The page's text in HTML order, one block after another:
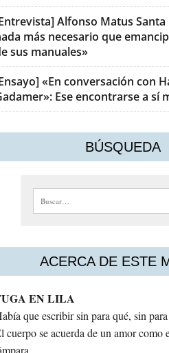
Alfonso Matus Santa
más necesario que
sus manuales»
«En conversación con
Ese encontrarse a sí
BÚSQUEDA
Buscar:
ACERCA DE ESTE
EN LILA
que escribir sin para qué, sin
cuerpo se acuerda de un amor como